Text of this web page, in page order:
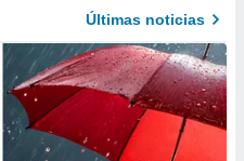
Últimas noticias